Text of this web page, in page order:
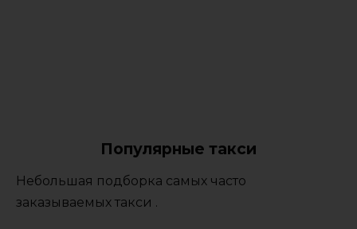
Популярные такси
Небольшая подборка самых часто
заказываемых такси .